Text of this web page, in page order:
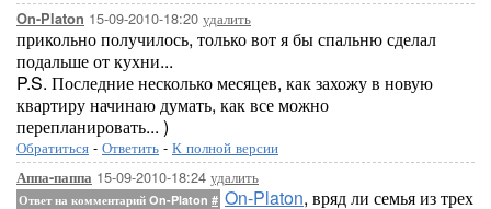
On-Platon 15-09-2010-18:20 удалить
прикольно получилось, только вот я бы спальню сделал
подальше от кухни...
P.S. Последние несколько месяцев, как захожу в новую
квартиру начинаю думать, как все можно
перепланировать... )
Обратиться - Ответить - К полной версии
Аппа-паппа 15-09-2010-18:24 удалить
Ответ на комментарий On-Platon # On-Platon, вряд ли семья из трех